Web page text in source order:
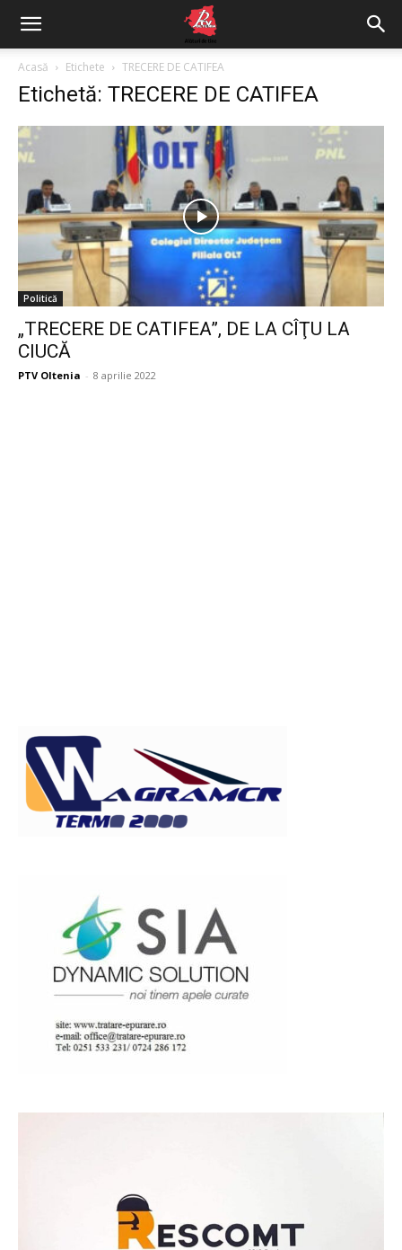
Acasă Etichete TRECERE DE CATIFEA
Etichetă: TRECERE DE CATIFEA
Politică
„TRECERE DE CATIFEA”, DE LA CÎŢU LA
CIUCĂ
PTV Oltenia - 8 aprilie 2022